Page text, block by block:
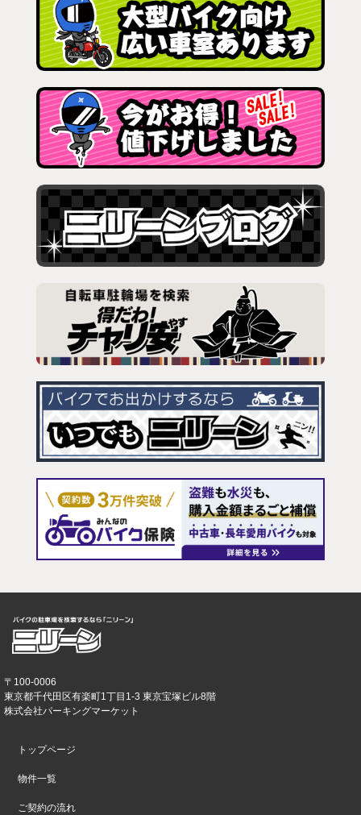
〒100-0006
東京都千代田区有楽町1丁目1-3 東京宝塚ビル8階
株式会社パーキングマーケット
トップページ
物件一覧
ご契約の流れ